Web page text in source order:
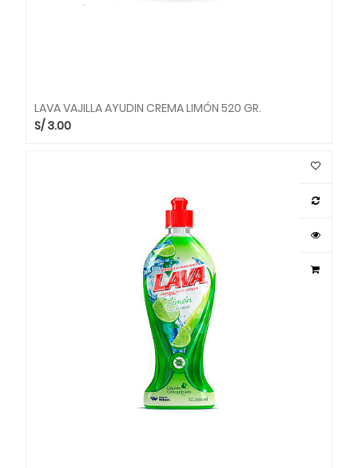
LAVA VAJILLA AYUDIN CREMA LIMÓN 520 GR.
S/3.00